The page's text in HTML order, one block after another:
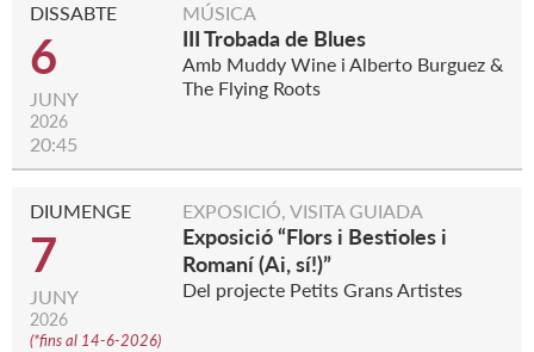
DISSABTE
6
JUNY
2026
20:45
MÚSICA
III Trobada de Blues
Amb Muddy Wine i Alberto Burguez &
The Flying Roots
DIUMENGE
7
JUNY
2026
(*fins al 14-6-2026)
EXPOSICIÓ, VISITA GUIADA
Exposició “Flors i Bestioles i
Romaní (Ai, sí!)”
Del projecte Petits Grans Artistes